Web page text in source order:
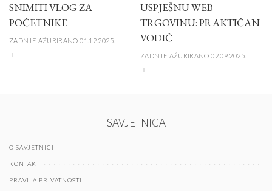
SNIMITI VLOG ZA
POČETNIKE
ZADNJE AŽURIRANO 01.12.2025.
USPJEŠNU WEB
TRGOVINU: PRAKTIČAN
VODIČ
ZADNJE AŽURIRANO 02.09.2025.
SAVJETNICA
O SAVJETNICI
KONTAKT
PRAVILA PRIVATNOSTI